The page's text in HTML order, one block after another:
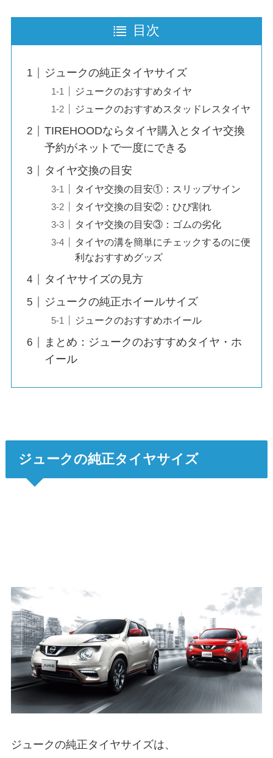
目次
ジュークの純正タイヤサイズ
ジュークのおすすめタイヤ
ジュークのおすすめスタッドレスタイヤ
TIREHOODならタイヤ購入とタイヤ交換
予約がネットで一度にできる
タイヤ交換の目安
タイヤ交換の目安①：スリップサイン
タイヤ交換の目安②：ひび割れ
タイヤ交換の目安③：ゴムの劣化
タイヤの溝を簡単にチェックするのに便
利なおすすめグッズ
タイヤサイズの見方
ジュークの純正ホイールサイズ
ジュークのおすすめホイール
まとめ：ジュークのおすすめタイヤ・ホ
イール
ジュークの純正タイヤサイズ
ジュークの純正タイヤサイズは、